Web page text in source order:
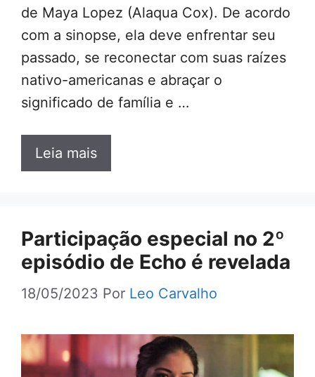
de Maya Lopez (Alaqua Cox). De acordo
com a sinopse, ela deve enfrentar seu
passado, se reconectar com suas raízes
nativo-americanas e abraçar o
significado de família e …
Leia mais
Participação especial no 2º
episódio de Echo é revelada
18/05/2023 Por Leo Carvalho